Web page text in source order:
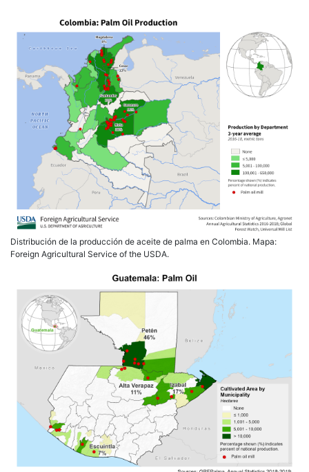
Distribución de la producción de aceite de palma en Colombia. Mapa:
Foreign Agricultural Service of the USDA.